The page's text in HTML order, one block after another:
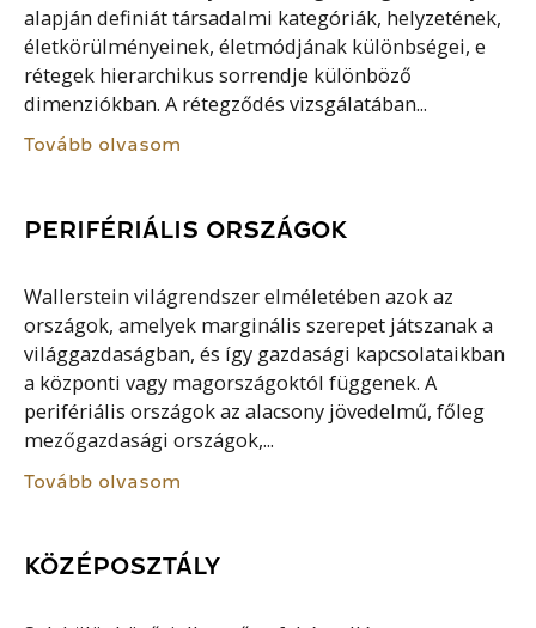
alapján definiát társadalmi kategóriák, helyzetének,
életkörülményeinek, életmódjának különbségei, e
rétegek hierarchikus sorrendje különböző
dimenziókban. A rétegződés vizsgálatában...
Tovább olvasom
PERIFÉRIÁLIS ORSZÁGOK
Wallerstein világrendszer elméletében azok az
országok, amelyek marginális szerepet játszanak a
világgazdaságban, és így gazdasági kapcsolataikban
a központi vagy magországoktól függenek. A
perifériális országok az alacsony jövedelmű, főleg
mezőgazdasági országok,...
Tovább olvasom
KÖZÉPOSZTÁLY